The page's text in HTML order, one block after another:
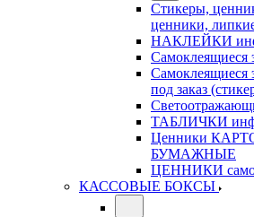
Стикеры,
ценники,
НАКЛЕЙКИ
Самоклеящиеся
под заказ
ТАБЛИЧКИ
Ценники
БУМАЖНЫЕ
ЦЕННИКИ
КАССОВЫЕ БОКСЫ